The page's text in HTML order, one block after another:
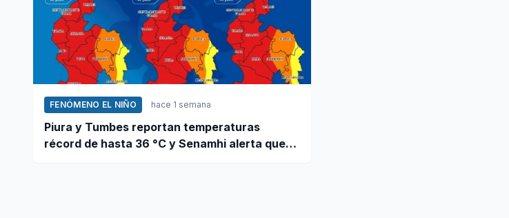
FENÓMENO EL NIÑO hace 1 semana
Piura y Tumbes reportan temperaturas
récord de hasta 36 °C y Senamhi alerta que